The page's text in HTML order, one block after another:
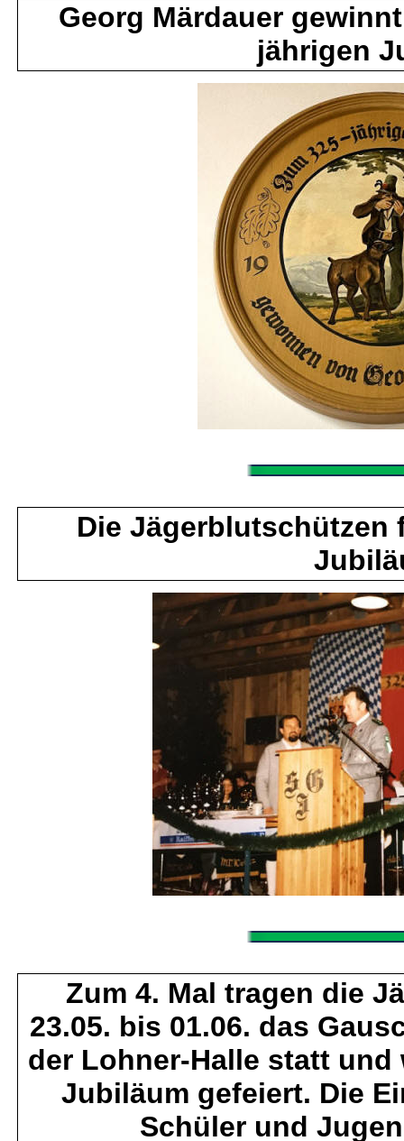
Georg Märdauer
jährigen
Die Jägerblutschützen
Zum 4. Mal tragen die
23.05. bis 01.06. das
der Lohner-Halle statt und
Jubiläum gefeiert. Die
Schüler und